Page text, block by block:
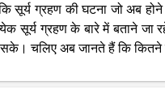
सूर्य ग्रहण की घटना जो अब
सूर्य ग्रहण के बारे में बताने
सके। चलिए अब जानते हैं कि कितने